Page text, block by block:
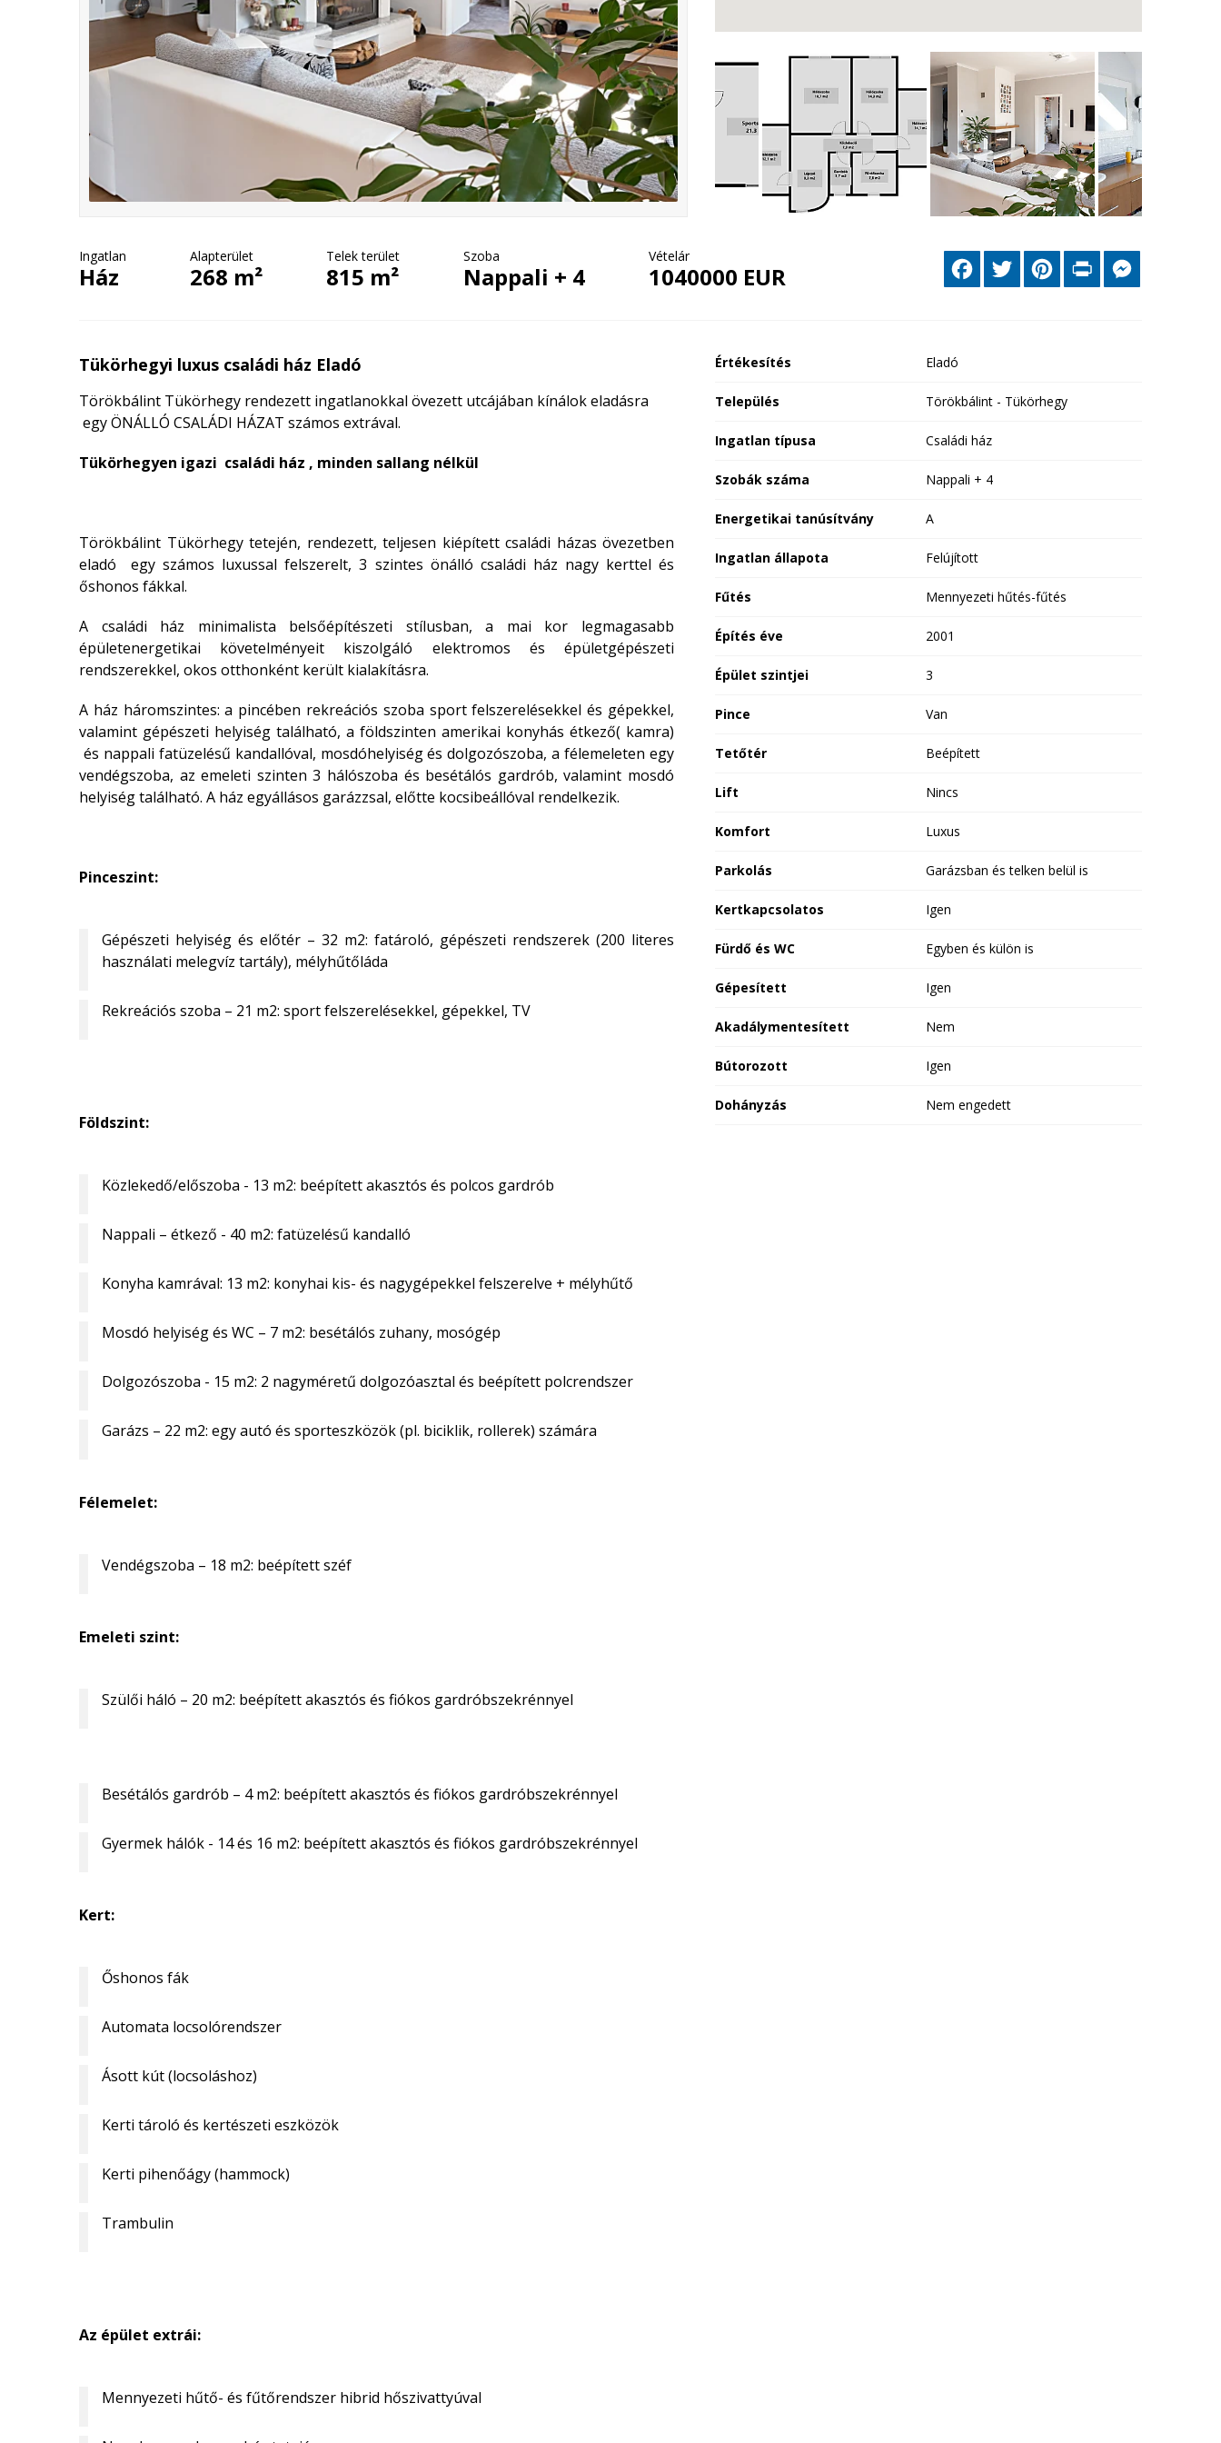
Ingatlan
Ház
Alapterület
268 m²
Telek terület
815 m²
Szoba
Nappali + 4
Vételár
1040000 EUR
FacebookTwitter PinterestPrint
Tükörhegyi luxus családi ház Eladó
Törökbálint Tükörhegy rendezett ingatlanokkal övezett utcájában kínálok eladásra
egy ÖNÁLLÓ CSALÁDI HÁZAT számos extrával.
Tükörhegyen igazi családi ház , minden sallang nélkül
Törökbálint Tükörhegy tetején, rendezett, teljesen kiépített családi házas övezetben
eladó egy számos luxussal felszerelt, 3 szintes önálló családi ház nagy kerttel és
őshonos fákkal.
A családi ház minimalista belsőépítészeti stílusban, a mai kor legmagasabb
épületenergetikai követelményeit kiszolgáló elektromos és épületgépészeti
rendszerekkel, okos otthonként került kialakításra.
A ház háromszintes: a pincében rekreációs szoba sport felszerelésekkel és gépekkel,
valamint gépészeti helyiség található, a földszinten amerikai konyhás étkező( kamra)
és nappali fatüzelésű kandallóval, mosdóhelyiség és dolgozószoba, a félemeleten egy
vendégszoba, az emeleti szinten 3 hálószoba és besétálós gardrób, valamint mosdó
helyiség található. A ház egyállásos garázzsal, előtte kocsibeállóval rendelkezik.
Pinceszint:
Gépészeti helyiség és előtér – 32 m2: fatároló, gépészeti rendszerek (200 literes
használati melegvíz tartály), mélyhűtőláda
Rekreációs szoba – 21 m2: sport felszerelésekkel, gépekkel, TV
Földszint:
Közlekedő/előszoba - 13 m2: beépített akasztós és polcos gardrób
Nappali – étkező - 40 m2: fatüzelésű kandalló
Konyha kamrával: 13 m2: konyhai kis- és nagygépekkel felszerelve + mélyhűtő
Mosdó helyiség és WC – 7 m2: besétálós zuhany, mosógép
Dolgozószoba - 15 m2: 2 nagyméretű dolgozóasztal és beépített polcrendszer
Garázs – 22 m2: egy autó és sporteszközök (pl. biciklik, rollerek) számára
Félemelet:
Vendégszoba – 18 m2: beépített széf
Emeleti szint:
Szülői háló – 20 m2: beépített akasztós és fiókos gardróbszekrénnyel
Besétálós gardrób – 4 m2: beépített akasztós és fiókos gardróbszekrénnyel
Gyermek hálók - 14 és 16 m2: beépített akasztós és fiókos gardróbszekrénnyel
Kert:
Őshonos fák
Automata locsolórendszer
Ásott kút (locsoláshoz)
Kerti tároló és kertészeti eszközök
Kerti pihenőágy (hammock)
Trambulin
Az épület extrái:
Mennyezeti hűtő- és fűtőrendszer hibrid hőszivattyúval
Értékesítés Eladó
Település Törökbálint - Tükörhegy
Ingatlan típusa Családi ház
Szobák száma Nappali + 4
Energetikai tanúsítvány A
Ingatlan állapota Felújított
Fűtés Mennyezeti hűtés-fűtés
Építés éve 2001
Épület szintjei 3
Pince Van
Tetőtér Beépített
Lift Nincs
Komfort Luxus
Parkolás Garázsban és telken belül is
Kertkapcsolatos Igen
Fürdő és WC Egyben és külön is
Gépesített Igen
Akadálymentesített Nem
Bútorozott Igen
Dohányzás Nem engedett